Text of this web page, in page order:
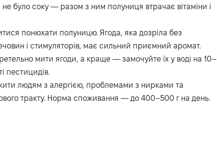
було соку — разом з ним полуниця втрачає вітаміни і
понюхати полуницю. Ягода, яка дозріла без
і стимуляторів, має сильний приємний аромат.
мити ягоди, а краще — замочуйте їх у воді на 10–
пестицидів.
людям з алергією, проблемами з нирками та
тракту. Норма споживання — до 400–500 г на день.